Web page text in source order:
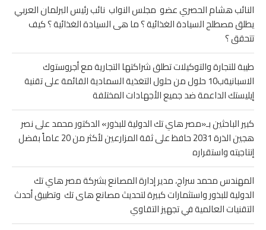
النائب هشام الحصري عضو مجلس النواب نائب رئيس البرلمان العربي
يطلق مصطلح السيادة الغذائية ؟ ما هى السيادة الغذائية ؟ كيف
تتحقق ؟
طيبة للتجارة والتوكيلات تطلق شراكتها التجارية مع أجروستوك
الاسبانيةب10 حلول من حلول التغذية السمادية القائمة على تقنية
إيليستك الداعمة ضد جميع الأجهادات المختلفة
كبير الباحثين بـ«مصر هاي تك الدولية للبذور» الدكتور محمد على نصر
هجين الذرة 2031 حافظ على ثقة المزارعين لأكثر من 20 عاماً بفضل
إنتاجيته واستقراره
المهندس محمد سراج، مدير إدارة المصانع بشركة مصر هاي تك
الدولية للبذور واستثمارات كبيرة لتحديث مصانع هاى تك وتطبيق أحدث
التقنيات العالمية في تجهيز التقاوي